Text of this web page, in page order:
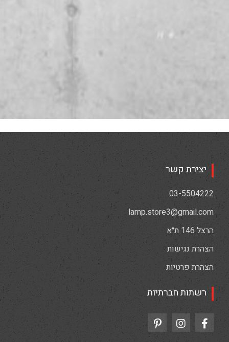
יצירת קשר
03-5504222
lamp.store3@gmail.com
הרצל 146 ת״א
הצהרת נגישות
הצהרת פרטיות
רשתות חברתיות